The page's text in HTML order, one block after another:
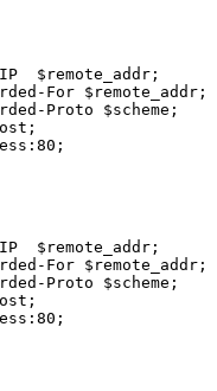
$remote_addr;
For $remote_addr;
Proto $scheme;
$remote_addr;
For $remote_addr;
Proto $scheme;